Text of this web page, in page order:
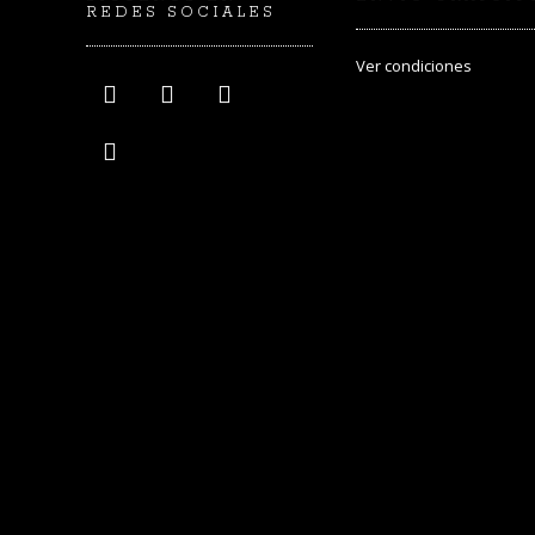
REDES SOCIALES
Vercondiciones